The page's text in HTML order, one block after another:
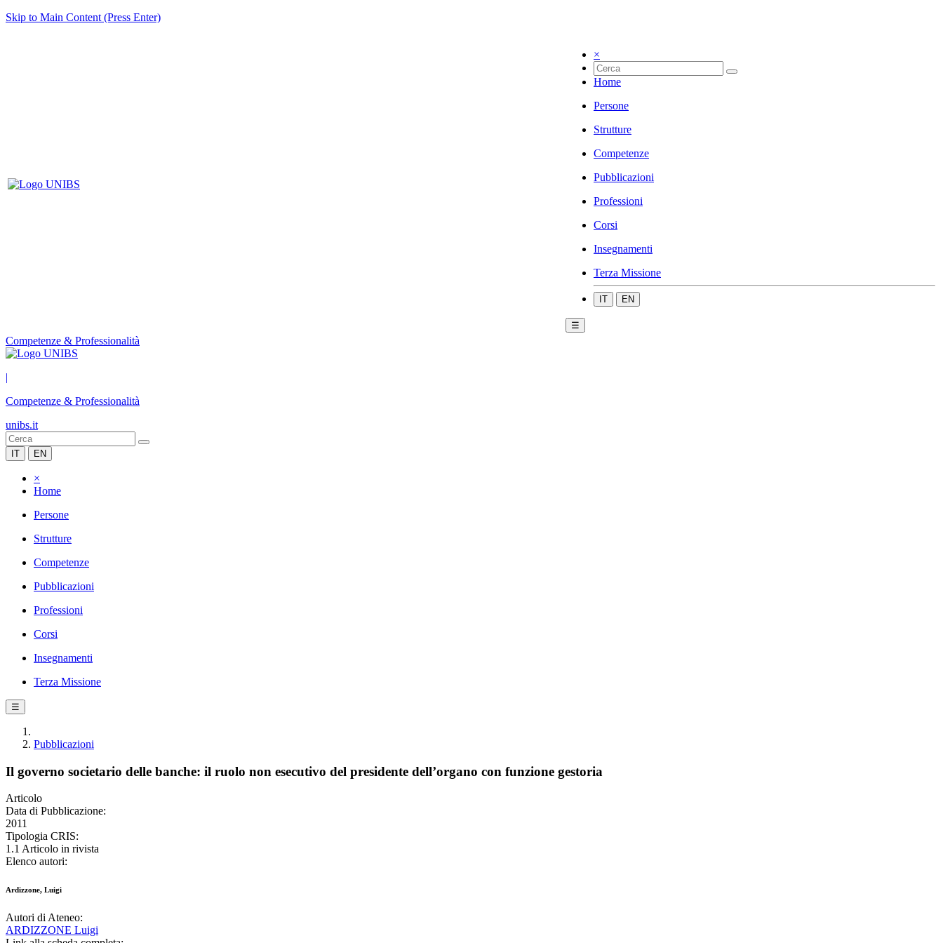
Skip to Main Content (Press Enter)
×
Home
Persone
Strutture
Competenze
Pubblicazioni
Professioni
Corsi
Insegnamenti
Terza Missione
IT EN
☰
Competenze & Professionalità
|
Competenze & Professionalità
unibs.it
IT EN
×
Home
Persone
Strutture
Competenze
Pubblicazioni
Professioni
Corsi
Insegnamenti
Terza Missione
☰
Pubblicazioni
Il governo societario delle banche: il ruolo non esecutivo del presidente dell’organo con funzione gestoria
Articolo
Data di Pubblicazione:
2011
Tipologia CRIS:
1.1 Articolo in rivista
Elenco autori:
Ardizzone, Luigi
Autori di Ateneo:
ARDIZZONE Luigi